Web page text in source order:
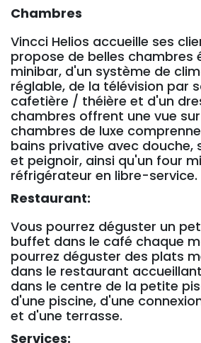
Chambres
Vincci Helios accueille ses
propose de belles chambres
minibar, d'un système de
réglable, de la télévision par
cafetière / théière et d'un
chambres offrent une vue sur
chambres de luxe
bains privative avec douche,
et peignoir, ainsi qu'un four
réfrigérateur en libre-service.
Restaurant:
Vous pourrez déguster un
buffet dans le café chaque
pourrez déguster des plats
dans le restaurant
dans le centre de la petite
d'une piscine, d'une
et d'une terrasse.
Services: